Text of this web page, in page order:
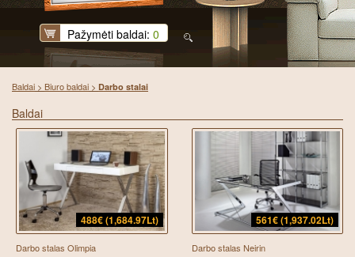
Pažymėti baldai: 0
Baldai > Biuro baldai > Darbo stalai
Baldai
488€ (1,684.97Lt)
Darbo stalas Olimpia
561€ (1,937.02Lt)
Darbo stalas Neirin